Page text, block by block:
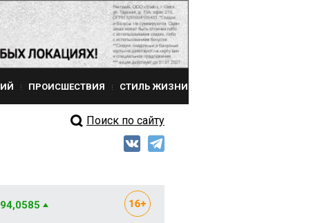
ПРОИСШЕСТВИЯ СТИЛЬ ЖИЗНИ
Поиск по сайту